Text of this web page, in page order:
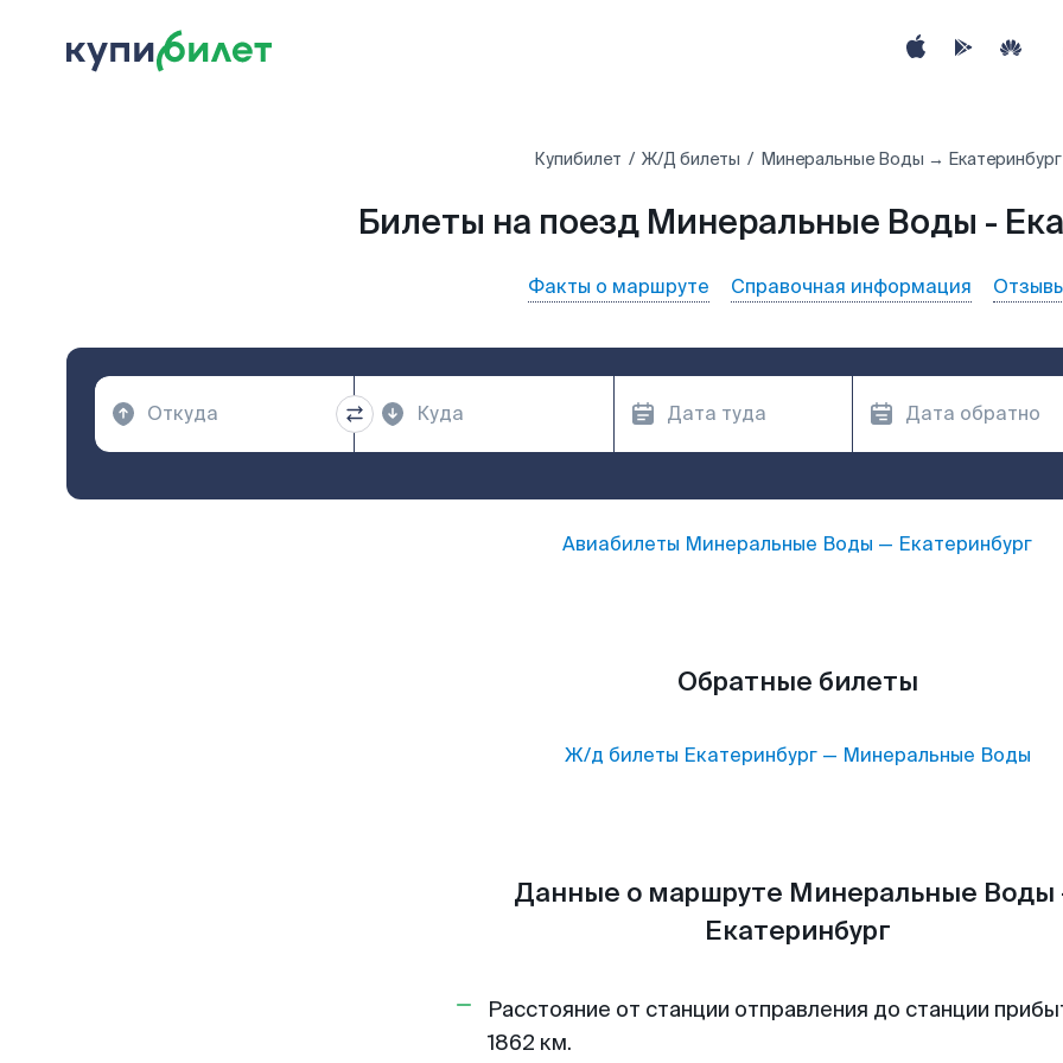
Купибилет Ж/Д билеты Минеральные Воды → Екатеринбург
Билеты на поезд Минеральные Воды -
Факты о маршруте Справочная информация
Авиабилеты Минеральные Воды — Екатеринбург
Обратные билеты
Ж/д билеты Екатеринбург— Минеральные Воды
Данные о маршруте Минеральные Воды
Екатеринбург
Расстояние от станции отправления до станции
1862 км.